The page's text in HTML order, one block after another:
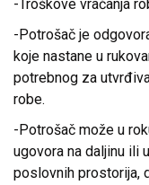
-Troškove vraćanja
-Potrošač je
koje nastane u
potrebnog za
robe.
-Potrošač može u
ugovora na daljinu ili
poslovnih prostorija,